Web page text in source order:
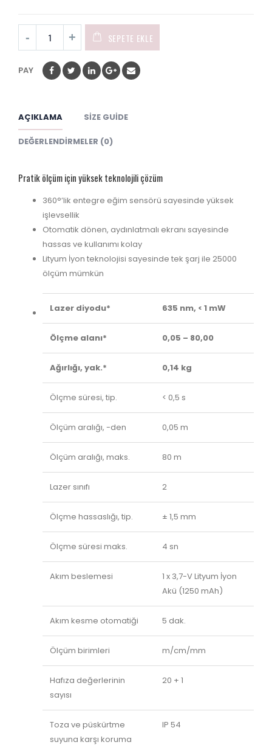
SEPETE EKLE
PAY
AÇIKLAMA SIZE GUIDE
DEĞERLENDIRMELER (0)
Pratik ölçüm için yüksek teknolojili çözüm
360°’lik entegre eğim sensörü sayesinde yüksek
işlevsellik
Otomatik dönen, aydınlatmalı ekranı sayesinde
hassas ve kullanımı kolay
Lityum İyon teknolojisi sayesinde tek şarj ile 25000
ölçüm mümkün
Lazer diyodu* 635 nm, < 1 mW
Ölçme alanı* 0,05 – 80,00
Ağırlığı, yak.* 0,14 kg
Ölçme süresi, tip. < 0,5 s
Ölçüm aralığı, -den 0,05 m
Ölçüm aralığı, maks. 80 m
Lazer sınıfı 2
Ölçme hassaslığı, tip. ± 1,5 mm
Ölçme süresi maks. 4 sn
Akım beslemesi
1 x 3,7-V Lityum İyon
Akü (1250 mAh)
Akım kesme otomatiği 5 dak.
Ölçüm birimleri m/cm/mm
Hafıza değerlerinin
sayısı
20 + 1
Toza ve püskürtme
suyuna karşı koruma
IP 54